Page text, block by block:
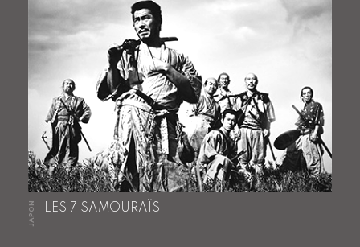
JAPON LES 7 SAMOURAÏS